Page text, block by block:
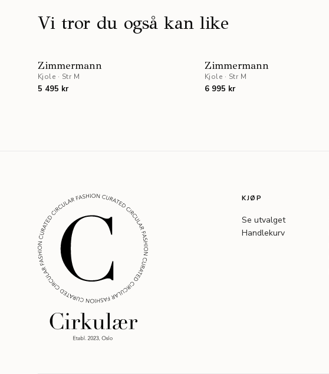
Vi tror du også kan like
Zimmermann
Kjole · Str M
5 495 kr
Zimmermann
Kjole · Str M
6 995 kr
KJØP
Se utvalget
Handlekurv